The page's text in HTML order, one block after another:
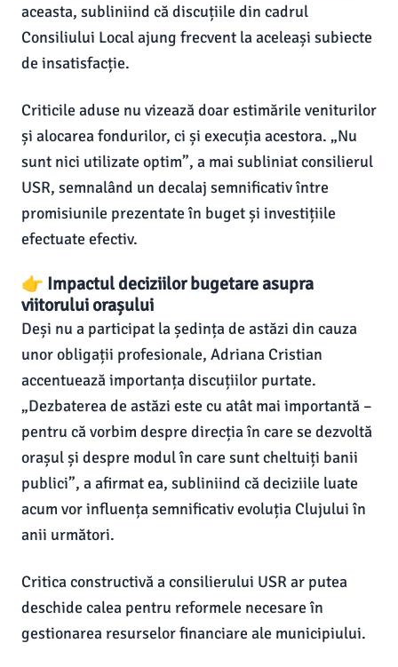
aceasta, subliniind că discuțiile din cadrul
Consiliului Local ajung frecvent la aceleași subiecte
de insatisfacție.
Criticile aduse nu vizează doar estimările veniturilor
și alocarea fondurilor, ci și execuția acestora. „Nu
sunt nici utilizate optim”, a mai subliniat consilierul
USR, semnalând un decalaj semnificativ între
promisiunile prezentate în buget și investițiile
efectuate efectiv.
👉 Impactul deciziilor bugetare asupra
viitorului orașului
Deși nu a participat la ședința de astăzi din cauza
unor obligații profesionale, Adriana Cristian
accentuează importanța discuțiilor purtate.
„Dezbaterea de astăzi este cu atât mai importantă –
pentru că vorbim despre direcția în care se dezvoltă
orașul și despre modul în care sunt cheltuiți banii
publici”, a afirmat ea, subliniind că deciziile luate
acum vor influența semnificativ evoluția Clujului în
anii următori.
Critica constructivă a consilierului USR ar putea
deschide calea pentru reformele necesare în
gestionarea resurselor financiare ale municipiului.